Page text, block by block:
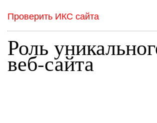
Проверить ИКС сайта
Роль
веб-сайта